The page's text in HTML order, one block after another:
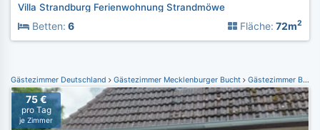
Villa Strandburg Ferienwohnung Strandmöwe
Betten: 6 Fläche: 72m2
Gästezimmer Deutschland Gästezimmer Mecklenburger Bucht Gästezimmer Bad Doberan
75 €
pro Tag
je Zimmer